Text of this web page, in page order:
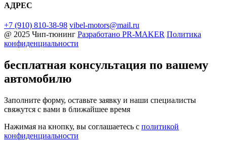
АДРЕС
+7 (910) 810-38-98 vibel-motors@mail.ru
@ 2025 Чип-тюнинг Разработано PR-MAKER Политика
конфиденциальности
бесплатная консультация по вашему
автомобилю
Заполните форму, оставьте заявку и наши специалисты
свяжутся с вами в ближайшее время
Нажимая на кнопку, вы соглашаетесь с политикой
конфиденциальности